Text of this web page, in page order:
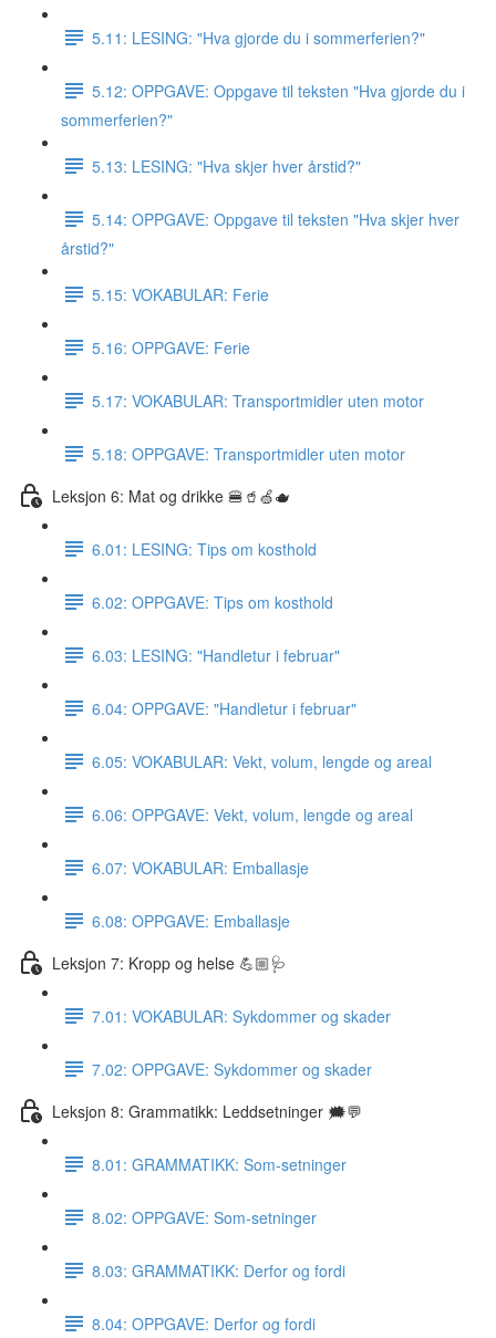
5.11: LESING: "Hva gjorde du i sommerferien?"
5.12: OPPGAVE: Oppgave til teksten "Hva gjorde du i
sommerferien?"
5.13: LESING: "Hva skjer hver årstid?"
5.14: OPPGAVE: Oppgave til teksten "Hva skjer hver
årstid?"
5.15: VOKABULAR: Ferie
5.16: OPPGAVE: Ferie
5.17: VOKABULAR: Transportmidler uten motor
5.18: OPPGAVE: Transportmidler uten motor
Leksjon 6: Mat og drikke 🍔🥤🍏🫖
6.01: LESING: Tips om kosthold
6.02: OPPGAVE: Tips om kosthold
6.03: LESING: "Handletur i februar"
6.04: OPPGAVE: "Handletur i februar"
6.05: VOKABULAR: Vekt, volum, lengde og areal
6.06: OPPGAVE: Vekt, volum, lengde og areal
6.07: VOKABULAR: Emballasje
6.08: OPPGAVE: Emballasje
Leksjon 7: Kropp og helse 💪🏼🩺
7.01: VOKABULAR: Sykdommer og skader
7.02: OPPGAVE: Sykdommer og skader
Leksjon 8: Grammatikk: Leddsetninger 🗯💬
8.01: GRAMMATIKK: Som-setninger
8.02: OPPGAVE: Som-setninger
8.03: GRAMMATIKK: Derfor og fordi
8.04: OPPGAVE: Derfor og fordi